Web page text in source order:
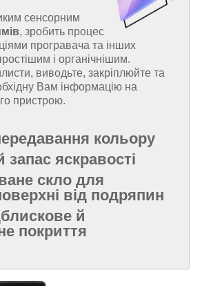
сенсорним
, зробить процес
програвача та інших
і органічнішим.
виводьте, закріплюйте та
Вам інформацію на
пристрою.
кольору
яскравості
скло для
від подряпин
й
покриття